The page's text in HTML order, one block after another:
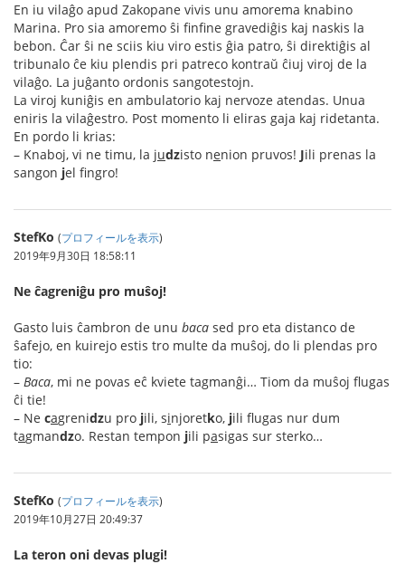
En iu vilaĝo apud Zakopane vivis unu amorema knabino
Marina. Pro sia amoremo ŝi finfine gravediĝis kaj naskis la
bebon. Ĉar ŝi ne sciis kiu viro estis ĝia patro, ŝi direktiĝis al
tribunalo ĉe kiu plendis pri patreco kontraŭ ĉiuj viroj de la
vilaĝo. La juĝanto ordonis sangotestojn.
La viroj kuniĝis en ambulatorio kaj nervoze atendas. Unua
eniris la vilaĝestro. Post momento li eliras gaja kaj ridetanta.
En pordo li krias:
– Knaboj, vi ne timu, la judzisto nenion pruvos! Jili prenas la
sangon jel fingro!
StefKo (プロフィールを表示)
2019年9月30日 18:58:11
Ne ĉagreniĝu pro muŝoj!
Gasto luis ĉambron de unu baca sed pro eta distanco de
ŝafejo, en kuirejo estis tro multe da muŝoj, do li plendas pro
tio:
– Baca, mi ne povas eĉ kviete tagmanĝi… Tiom da muŝoj flugas
ĉi tie!
– Ne cagrenidzu pro jili, sinjoretko, jili flugas nur dum
tagmandzo. Restan tempon jili pasigas sur sterko…
StefKo (プロフィールを表示)
2019年10月27日 20:49:37
La teron oni devas plugi!